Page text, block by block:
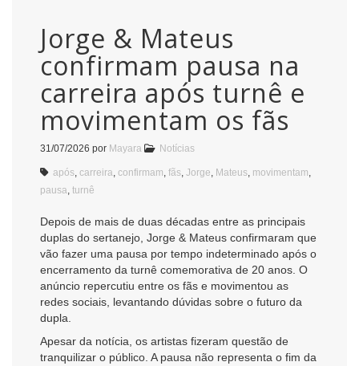
Jorge & Mateus
confirmam pausa na
carreira após turnê e
movimentam os fãs
31/07/2026 por Mayara Notícias
após, carreira, confirmam, fãs, Jorge, Mateus, movimentam,
pausa, turnê
Depois de mais de duas décadas entre as principais
duplas do sertanejo, Jorge & Mateus confirmaram que
vão fazer uma pausa por tempo indeterminado após o
encerramento da turnê comemorativa de 20 anos. O
anúncio repercutiu entre os fãs e movimentou as
redes sociais, levantando dúvidas sobre o futuro da
dupla.
Apesar da notícia, os artistas fizeram questão de
tranquilizar o público. A pausa não representa o fim da